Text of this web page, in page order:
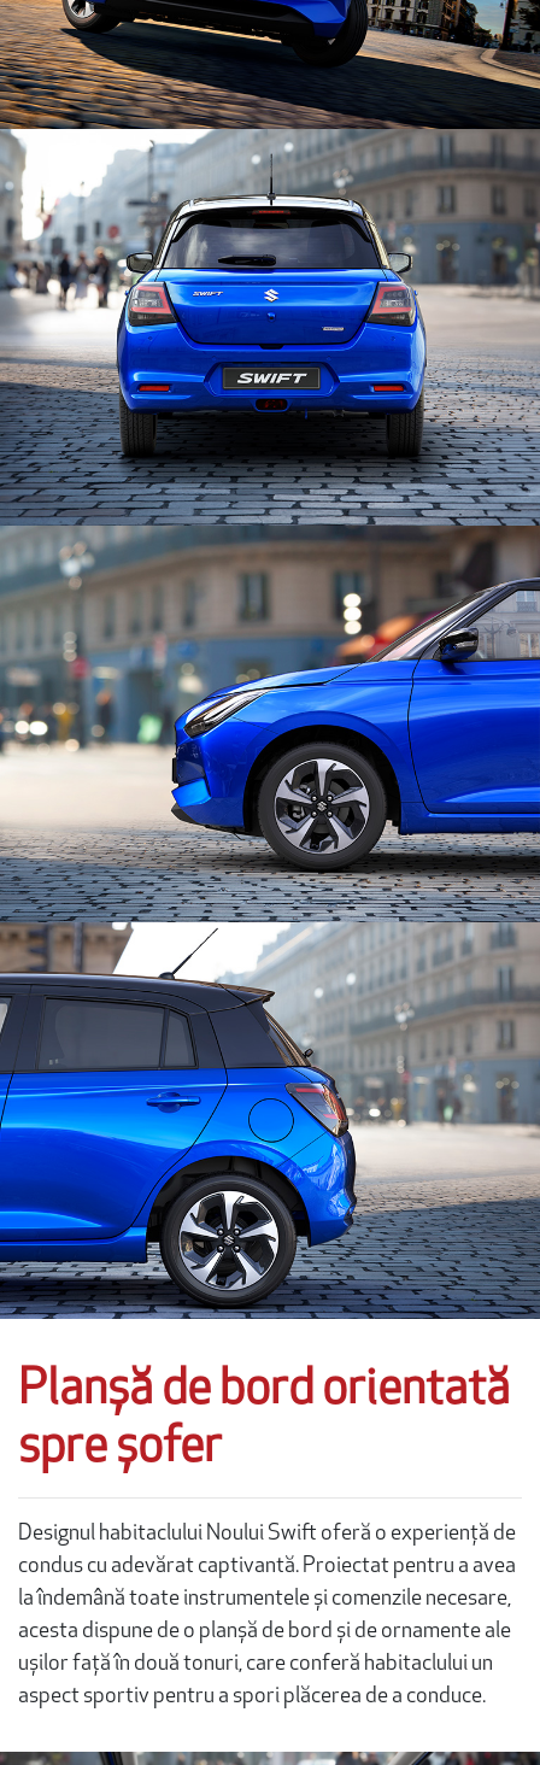
Planșă de bord orientată
spre șofer
Designul habitaclului Noului Swift oferă o experiență de
condus cu adevărat captivantă. Proiectat pentru a avea
la îndemână toate instrumentele și comenzile necesare,
acesta dispune de o planșă de bord și de ornamente ale
ușilor față în două tonuri, care conferă habitaclului un
aspect sportiv pentru a spori plăcerea de a conduce.